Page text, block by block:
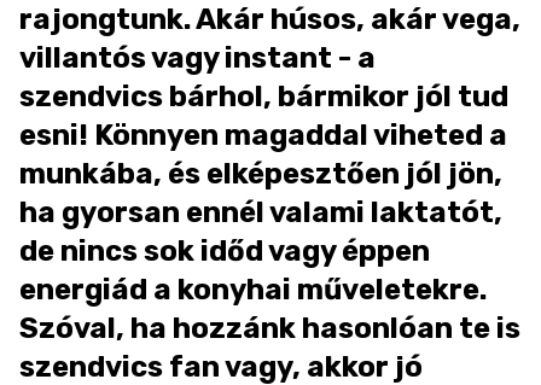
rajongtunk. Akár húsos, akár vega,
villantós vagy instant - a
szendvics bárhol, bármikor jól tud
esni! Könnyen magaddal viheted a
munkába, és elképesztően jól jön,
ha gyorsan ennél valami laktatót,
de nincs sok időd vagy éppen
energiád a konyhai műveletekre.
Szóval, ha hozzánk hasonlóan te is
szendvics fan vagy, akkor jó